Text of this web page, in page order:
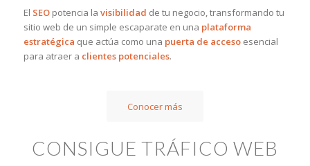
El SEOpotencia la visibilidad de tu negocio, transformando tu
sitio web de un simple escaparate en una plataforma
estratégica que actúa como una puerta de accesoesencial
para atraer a clientes potenciales.
Conocer más
CONSIGUE TRÁFICO WEB